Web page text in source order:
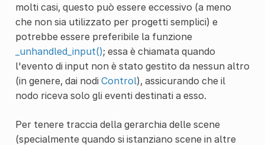
molti casi, questo può essere eccessivo (a meno
che non sia utilizzato per progetti semplici) e
potrebbe essere preferibile la funzione
_unhandled_input(); essa è chiamata quando
l'evento di input non è stato gestito da nessun altro
(in genere, dai nodi Control), assicurando che il
nodo riceva solo gli eventi destinati a esso.
Per tenere traccia della gerarchia delle scene
(specialmente quando si istanziano scene in altre